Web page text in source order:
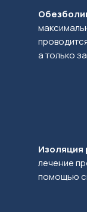
Изоляция
лечение
помощью
а только